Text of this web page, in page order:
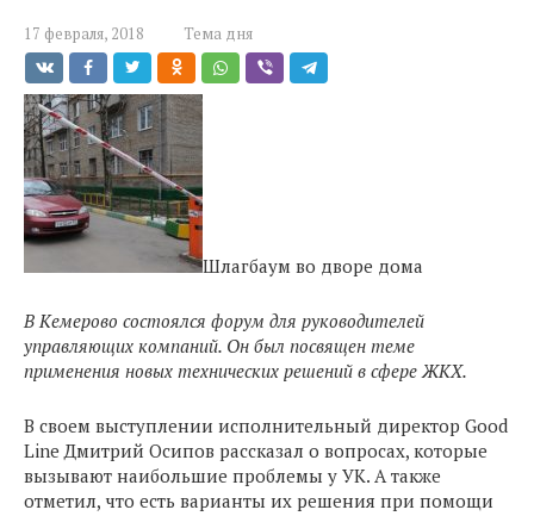
17 февраля, 2018 Тема дня
Шлагбаум во дворе дома
В Кемерово состоялся форум для руководителей
управляющих компаний. Он был посвящен теме
применения новых технических решений в сфере ЖКХ.
В своем выступлении исполнительный директор Good
Line Дмитрий Осипов рассказал о вопросах, которые
вызывают наибольшие проблемы у УК. А также
отметил, что есть варианты их решения при помощи